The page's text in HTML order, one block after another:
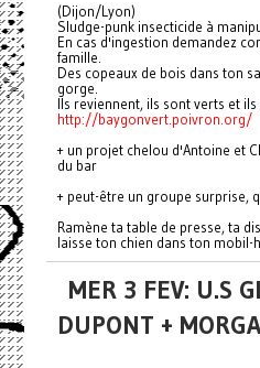
(Dijon/Lyon)
Sludge-punk insecticide à
En cas d'ingestion demandez
famille.
Des copeaux de bois dans ton
gorge.
Ils reviennent, ils sont verts et ils
http://baygonvert.poivron.org/
+ un projet chelou d'Antoine et
du bar
+ peut-être un groupe surprise,
Ramène ta table de presse, ta
laisse ton chien dans ton mobil-
MER 3 FEV: U.S
DUPONT +